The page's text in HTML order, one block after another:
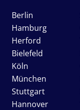
Berlin
Hamburg
Herford
Bielefeld
Köln
München
Stuttgart
Hannover